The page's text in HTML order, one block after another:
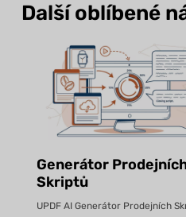
Další oblíbené
Generátor
Skriptů